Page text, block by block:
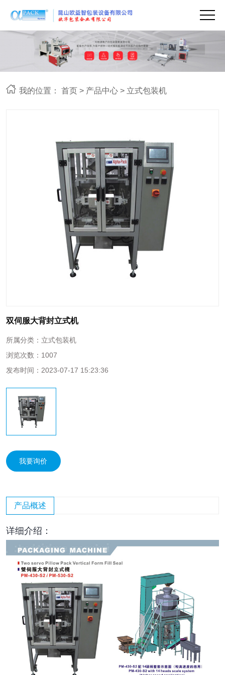
我的位置：首页 > 产品中心 > 立式包装机
双伺服大背封立式机
所属分类： 立式包装机
浏览次数： 1007
发布时间： 2023-07-17 15:23:36
我要询价
产品概述
详细介绍：